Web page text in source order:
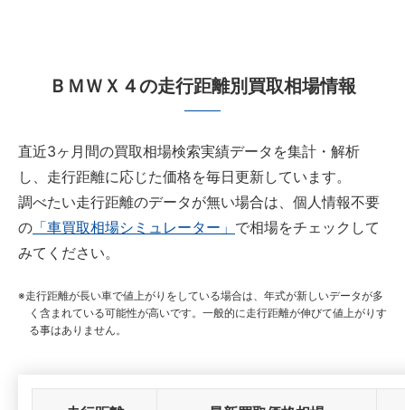
ＢＭＷＸ４の走行距離別買取相場情報
直近3ヶ月間の買取相場検索実績データを集計・解析
し、走行距離に応じた価格を毎日更新しています。
調べたい走行距離のデータが無い場合は、個人情報不要
の 「車買取相場シミュレーター」 で相場をチェックして
みてください。
走行距離が長い車で値上がりをしている場合は、年式が新しいデータが多
く含まれている可能性が高いです。一般的に走行距離が伸びて値上がりす
る事はありません。